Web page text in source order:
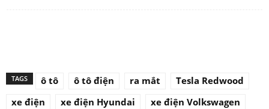
TAGS ô tô ô tô điện ra mắt
Tesla Redwood
xe điện
xe điện Hyundai
xe điện Volkswagen